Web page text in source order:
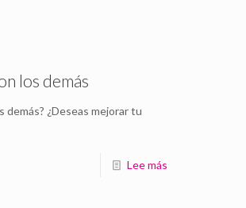
los demás
¿Deseas mejorar tu
Lee más